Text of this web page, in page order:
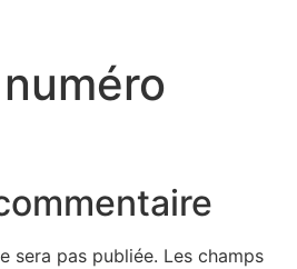
sera pas publiée. Les champs